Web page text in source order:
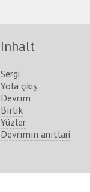
Inhalt
Sergi
Yola çikiş
Devrım
Bırlık
Yüzler
Devrımın anıtlari